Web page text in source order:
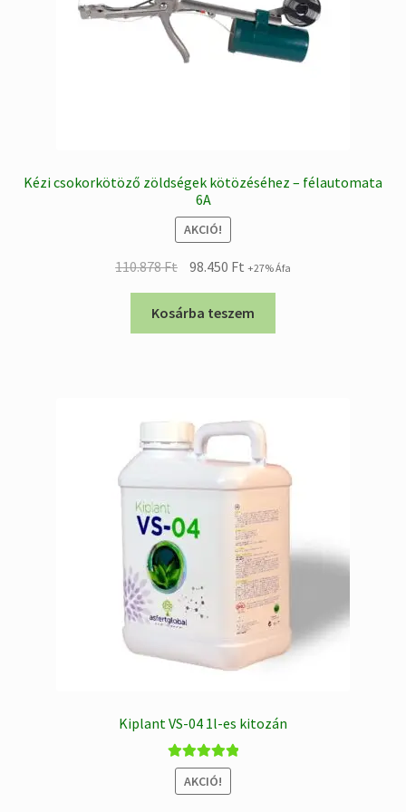
Kézi csokorkötöző zöldségek kötözéséhez – félautomata
6A
AKCIÓ!
110.878Ft
Original
price
was:
110.878 Ft.
98.450 FtCurrent
price
is:
98.450 Ft.
+27% Áfa
Kosárba teszem
Kiplant VS-04 1l-es kitozán
Értékelés:
5.00/ 5
AKCIÓ!